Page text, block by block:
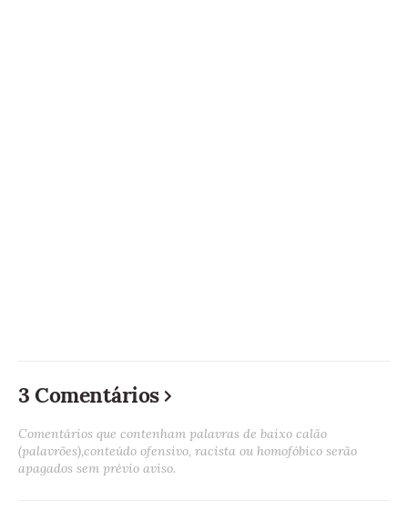
3 Comentários
Comentários que contenham palavras de baixo calão
(palavrões),conteúdo ofensivo, racista ou homofóbico serão
apagados sem prévio aviso.